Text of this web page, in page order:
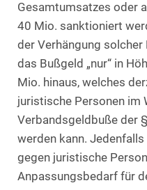
Gesamtumsatzes oder
40 Mio. sanktioniert
der Verhängung
das Bußgeld „nur“ in
Mio. hinaus, welches
juristische Personen im
Verbandsgeldbuße der
werden kann.
gegen juristische
Anpassungsbedarf für